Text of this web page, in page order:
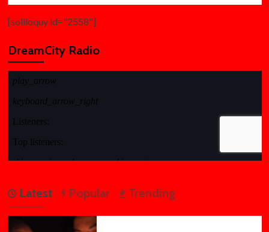
[soliloquy id="2558"]
DreamCity Radio
Latest Popular Trending